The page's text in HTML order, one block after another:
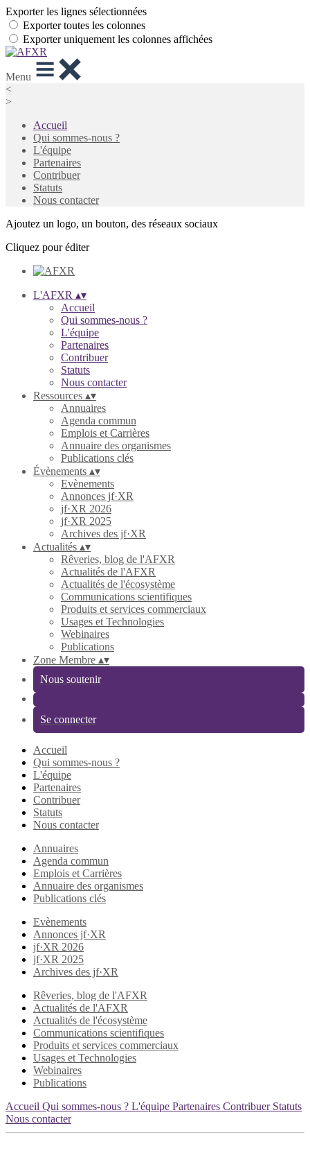
Exporter les lignes sélectionnées
Exporter toutes les colonnes
Exporter uniquement les colonnes affichées
Menu
<
>
Accueil
Qui sommes-nous ?
L'équipe
Partenaires
Contribuer
Statuts
Nous contacter
Ajoutez un logo, un bouton, des réseaux sociaux
Cliquez pour éditer
L'AFXR ▴▾
Accueil
Qui sommes-nous ?
L'équipe
Partenaires
Contribuer
Statuts
Nous contacter
Ressources ▴▾
Annuaires
Agenda commun
Emplois et Carrières
Annuaire des organismes
Publications clés
Évènements ▴▾
Evènements
Annonces jf·XR
jf·XR 2026
jf·XR 2025
Archives des jf·XR
Actualités ▴▾
Rêveries, blog de l'AFXR
Actualités de l'AFXR
Actualités de l'écosystème
Communications scientifiques
Produits et services commerciaux
Usages et Technologies
Webinaires
Publications
Zone Membre ▴▾
Nous soutenir
Se connecter
Accueil
Qui sommes-nous ?
L'équipe
Partenaires
Contribuer
Statuts
Nous contacter
Annuaires
Agenda commun
Emplois et Carrières
Annuaire des organismes
Publications clés
Evènements
Annonces jf·XR
jf·XR 2026
jf·XR 2025
Archives des jf·XR
Rêveries, blog de l'AFXR
Actualités de l'AFXR
Actualités de l'écosystème
Communications scientifiques
Produits et services commerciaux
Usages et Technologies
Webinaires
Publications
Accueil Qui sommes-nous ? L'équipe Partenaires Contribuer Statuts
Nous contacter